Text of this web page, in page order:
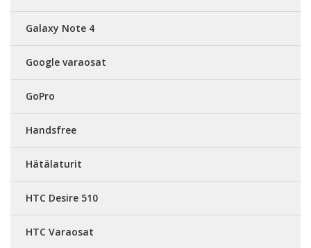
Galaxy Note 4
Google varaosat
GoPro
Handsfree
Hätälaturit
HTC Desire 510
HTC Varaosat